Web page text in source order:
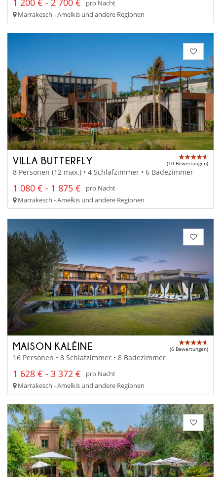
1 200 € - 2 700 €
pro Nacht
Marrakesch - Amelkis und andere Regionen
VILLA BUTTERFLY (10 Bewertungen)
8 Personen (12 max.) • 4 Schlafzimmer • 6 Badezimmer
1 080 € - 1 875 €
pro Nacht
Marrakesch - Amelkis und andere Regionen
MAISON KALÉINE (6 Bewertungen)
16 Personen • 8 Schlafzimmer • 8 Badezimmer
1 628 € - 3 372 €
pro Nacht
Marrakesch - Amelkis und andere Regionen